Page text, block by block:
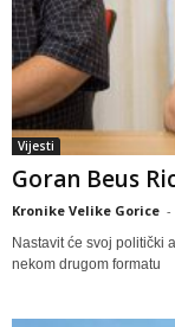
Vijesti
Goran Beus
Kronike Velike Gorice -
Nastavit će svoj politički
nekom drugom formatu